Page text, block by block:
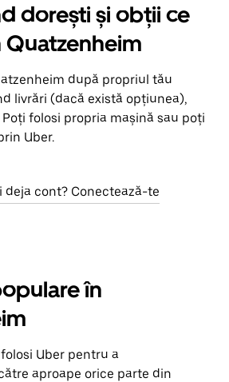
dorești și obții ce
Quatzenheim
după propriul tău
livrări (dacă există opțiunea),
folosi propria mașină sau poți
Uber.
deja cont? Conectează-te
în
Uber pentru a
aproape orice parte din